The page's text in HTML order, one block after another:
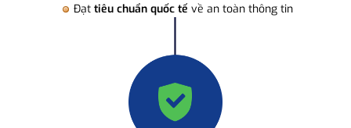
Đạt tiêu chuẩn quốc tế về an toàn thông tin